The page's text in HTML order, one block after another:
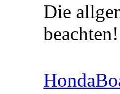
Die
beachten!